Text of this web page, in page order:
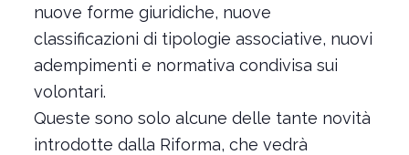
nuove forme giuridiche, nuove
classificazioni di tipologie associative, nuovi
adempimenti e normativa condivisa sui
volontari.
Queste sono solo alcune delle tante novità
introdotte dalla Riforma, che vedrà